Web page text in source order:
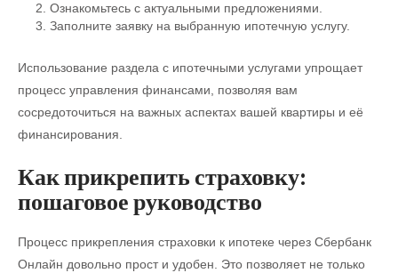
Ознакомьтесь с актуальными предложениями.
Заполните заявку на выбранную ипотечную услугу.
Использование раздела с ипотечными услугами упрощает
процесс управления финансами, позволяя вам
сосредоточиться на важных аспектах вашей квартиры и её
финансирования.
Как прикрепить страховку:
пошаговое руководство
Процесс прикрепления страховки к ипотеке через Сбербанк
Онлайн довольно прост и удобен. Это позволяет не только